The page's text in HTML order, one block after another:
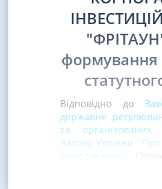
формування
Відповідно до
державне
та
Закону України "Про
інвестування"